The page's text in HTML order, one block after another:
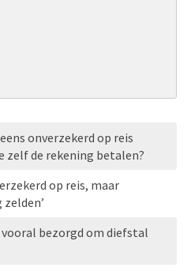
onverzekerd op reis
zelf de rekening betalen?
op reis, maar
bezorgd om diefstal